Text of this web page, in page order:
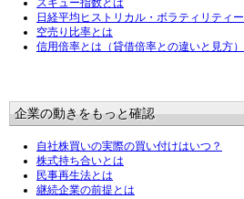
スキュー指数とは
日経平均ヒストリカル・ボラティリティ
空売り比率とは
信用倍率とは（貸借倍率との違いと見方）
企業の動きをもっと確認
自社株買いの実際の買い付けはいつ？
株式持ち合いとは
民事再生法とは
継続企業の前提とは